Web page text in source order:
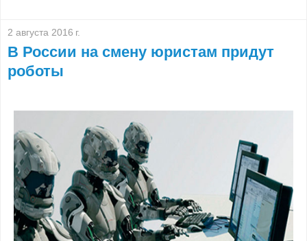
2 августа 2016 г.
В России на смену юристам придут
роботы